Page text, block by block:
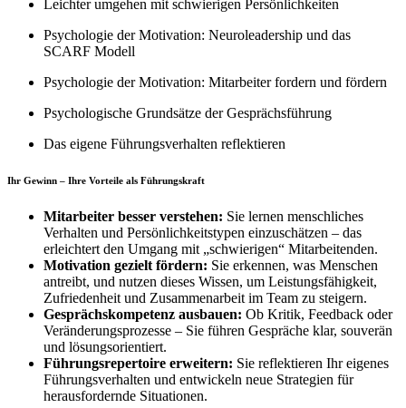
Leichter umgehen mit schwierigen Persönlichkeiten
Psychologie der Motivation: Neuroleadership und das
SCARF Modell
Psychologie der Motivation: Mitarbeiter fordern und fördern
Psychologische Grundsätze der Gesprächsführung
Das eigene Führungsverhalten reflektieren
Ihr Gewinn – Ihre Vorteile als Führungskraft
Mitarbeiter besser verstehen: Sie lernen menschliches
Verhalten und Persönlichkeitstypen einzuschätzen – das
erleichtert den Umgang mit „schwierigen“ Mitarbeitenden.
Motivation gezielt fördern: Sie erkennen, was Menschen
antreibt, und nutzen dieses Wissen, um Leistungsfähigkeit,
Zufriedenheit und Zusammenarbeit im Team zu steigern.
Gesprächskompetenz ausbauen: Ob Kritik, Feedback oder
Veränderungsprozesse – Sie führen Gespräche klar, souverän
und lösungsorientiert.
Führungsrepertoire erweitern: Sie reflektieren Ihr eigenes
Führungsverhalten und entwickeln neue Strategien für
herausfordernde Situationen.